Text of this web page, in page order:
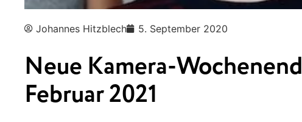
Johannes Hitzblech 5. September 2020
Neue Kamera-
Februar 2021